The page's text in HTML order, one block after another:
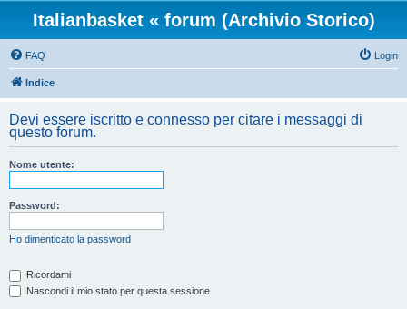
Italianbasket « forum (Archivio Storico)
FAQ Login
Indice
Devi essere iscritto e connesso per citare i messaggi di
questo forum.
Nome utente:
Password:
Ho dimenticato la password
Ricordami
Nascondi il mio stato per questa sessione